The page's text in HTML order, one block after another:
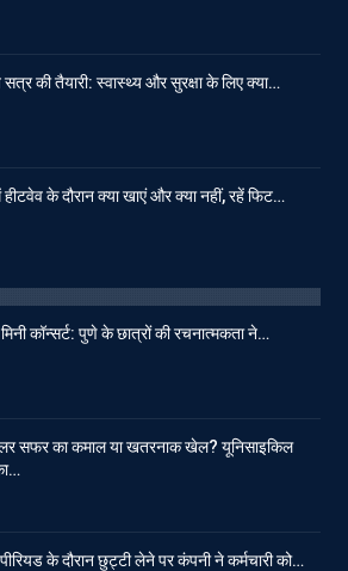
की तैयारी: स्वास्थ्य और सुरक्षा के लिए क्या…
हीटवेव के दौरान क्या खाएं और क्या नहीं, रहें फिट…
मिनी कॉन्सर्ट: पुणे के छात्रों की रचनात्मकता ने…
सफर का कमाल या खतरनाक खेल? यूनिसाइकिल
के दौरान छुट्टी लेने पर कंपनी ने कर्मचारी को…